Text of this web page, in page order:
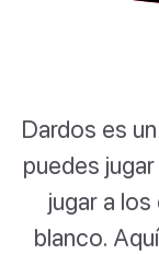
Dardos es
puedes
jugar a
blanco.